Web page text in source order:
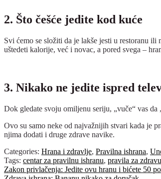
2. Što češće jedite kod kuće
Svi ćemo se složiti da je lakše jesti u restoranu
uštedeti kalorije, već i novac, a pored svega –
3. Nikako ne jedite ispred
Dok gledate svoju omiljenu seriju, „vuče“ vas
Ovo su samo neke od najvažnijih stvari kada je
njima dodati i druge zdrave navike.
Categories: Hrana i zdravlje, Pravilna ishrana,
Tags: centar za pravilnu ishranu, pravila za
Post
Previous
Zakon privlačenja: Jedite ovu hranu i bićete 50